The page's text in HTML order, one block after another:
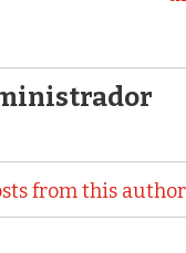
from this author